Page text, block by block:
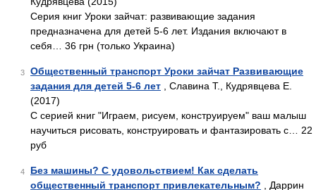
Серия книг Уроки зайчат: развивающие задания
предназначена для детей 5-6 лет. Издания включают в
себя… 36 грн (только Украина)
3
Общественный транспорт Уроки зайчат Развивающие
задания для детей 5-6 лет , Славина Т., Кудрявцева Е.
(2017)
С серией книг "Играем, рисуем, конструируем" ваш малыш
научиться рисовать, конструировать и фантазировать с… 22
руб
4
Без машины? С удовольствием! Как сделать
общественный транспорт привлекательным? , Даррин